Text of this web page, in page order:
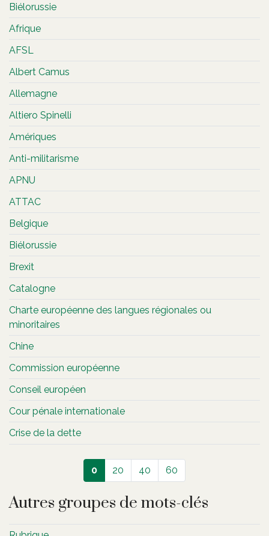
Biélorussie
Afrique
AFSL
Albert Camus
Allemagne
Altiero Spinelli
Amériques
Anti-militarisme
APNU
ATTAC
Belgique
Biélorussie
Brexit
Catalogne
Charte européenne des langues régionales ou
minoritaires
Chine
Commission européenne
Conseil européen
Cour pénale internationale
Crise de la dette
0 20 40 60
Autres groupes de mots-clés